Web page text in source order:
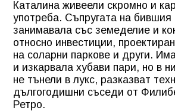
Каталина живеели скромно и
употреба. Съпругата на
занимавала със земеделие и
относно инвестиции,
на соларни паркове и други.
и изкарвала хубави пари, но в
не тънели в лукс, разказват
дългогодишни съседи от
Ретро.